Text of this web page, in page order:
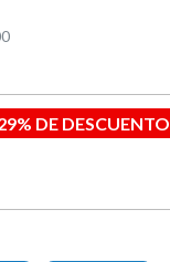
DE DESCUENTO